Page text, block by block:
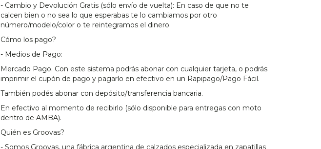
- Cambio y Devolución Gratis (sólo envío de vuelta): En caso de que no te
calcen bien o no sea lo que esperabas te lo cambiamos por otro
número/modelo/color o te reintegramos el dinero.
Cómo los pago?
- Medios de Pago:
Mercado Pago. Con este sistema podrás abonar con cualquier tarjeta, o podrás
imprimir el cupón de pago y pagarlo en efectivo en un Rapipago/Pago Fácil.
También podés abonar con depósito/transferencia bancaria.
En efectivo al momento de recibirlo (sólo disponible para entregas con moto
dentro de AMBA).
Quién es Groovas?
- Somos Groovas, una fábrica argentina de calzados especializada en zapatillas